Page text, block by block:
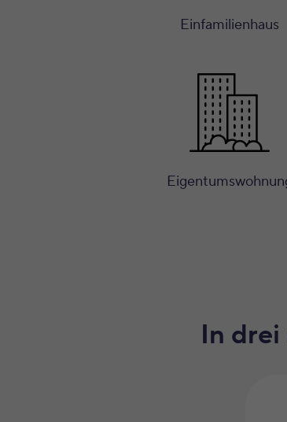
Einfamilienhaus
In